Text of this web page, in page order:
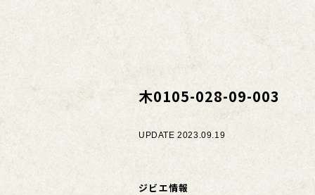
木0105-028-09-003
UPDATE 2023.09.19
ジビエ情報